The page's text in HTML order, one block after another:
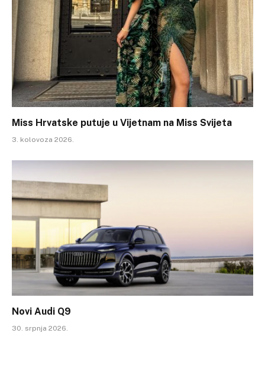
Miss Hrvatske putuje u Vijetnam na Miss Svijeta
3. kolovoza 2026.
Novi Audi Q9
30. srpnja 2026.